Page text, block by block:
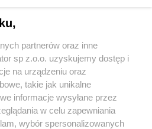
5 / 0
partnerów oraz inne
sp z.o.o. uzyskujemy dostęp i
na urządzeniu oraz
takie jak unikalne
informacje wysyłane przez
w celu zapewniania
wybór spersonalizowanych